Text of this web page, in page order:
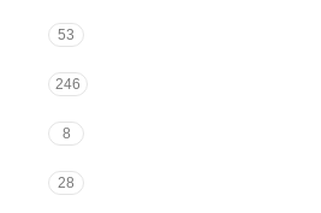
53
246
8
28